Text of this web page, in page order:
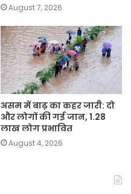
August 7, 2026
असम में बाढ़ का कहर जारी: दो
और लोगों की गई जान, 1.28
लाख लोग प्रभावित
August 4, 2026